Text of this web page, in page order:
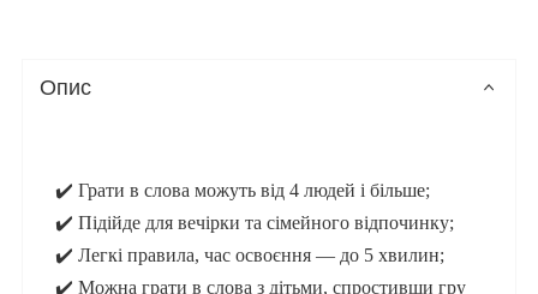
Опис
✔️ Грати в слова можуть від 4 людей і більше;
✔️ Підійде для вечірки та сімейного відпочинку;
✔️ Легкі правила, час освоєння — до 5 хвилин;
✔️ Можна грати в слова з дітьми, спростивши гру